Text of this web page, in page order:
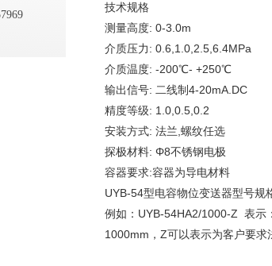
技术规格
测量高度: 0-3.0m
介质压力: 0.6,1.0,2.5,6.4MPa
介质温度: -200℃- +250℃
输出信号: 二线制4-20mA.DC
精度等级: 1.0,0.5,0.2
安装方式: 法兰,螺纹任选
探极材料: Φ8不锈钢电极
容器要求:容器为导电材料
UYB-54型电容物位变送器型号规
例如：UYB-54HA2/1000-Z 表示
1000mm，Z可以表示为客户要求